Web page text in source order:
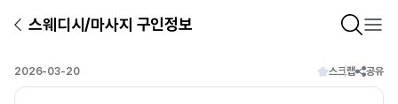
스웨디시/마사지 구인정보
2026-03-20 스크랩 공유